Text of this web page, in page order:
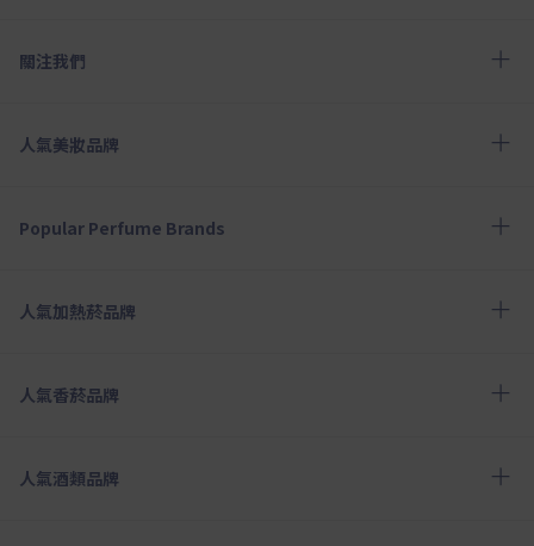
關注我們
人氣美妝品牌
Popular Perfume Brands
人氣加熱菸品牌
人氣香菸品牌
人氣酒類品牌